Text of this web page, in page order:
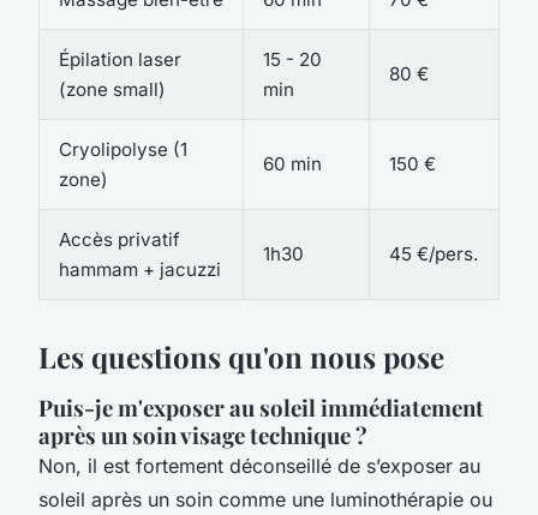
Épilation laser
(zone small)
15 - 20
min
80 €
Cryolipolyse (1
zone)
60 min 150 €
Accès privatif
hammam + jacuzzi
1h30 45 €/pers.
Les questions qu'on nous pose
Puis-je m'exposer au soleil immédiatement
après un soin visage technique ?
Non, il est fortement déconseillé de s’exposer au
soleil après un soin comme une luminothérapie ou